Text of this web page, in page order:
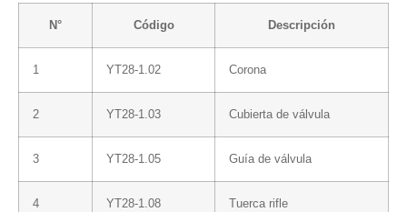
N° Código Descripción
1 YT28-1.02 Corona
2 YT28-1.03 Cubierta de válvula
3 YT28-1.05 Guía de válvula
4 YT28-1.08 Tuerca rifle